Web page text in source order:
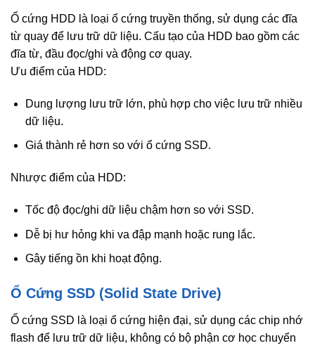
Ổ cứng HDD là loại ổ cứng truyền thống, sử dụng các đĩa
từ quay để lưu trữ dữ liệu. Cấu tạo của HDD bao gồm các
đĩa từ, đầu đọc/ghi và động cơ quay.
Ưu điểm của HDD:
Dung lượng lưu trữ lớn, phù hợp cho việc lưu trữ nhiều
dữ liệu.
Giá thành rẻ hơn so với ổ cứng SSD.
Nhược điểm của HDD:
Tốc độ đọc/ghi dữ liệu chậm hơn so với SSD.
Dễ bị hư hỏng khi va đập mạnh hoặc rung lắc.
Gây tiếng ồn khi hoạt động.
Ổ Cứng SSD (Solid State Drive)
Ổ cứng SSD là loại ổ cứng hiện đại, sử dụng các chip nhớ
flash để lưu trữ dữ liệu, không có bộ phận cơ học chuyển